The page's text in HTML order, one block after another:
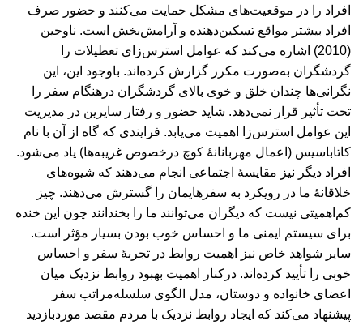
افراد را در موقعیت‌های مشکل حمایت می‌کنند و حضور صرف
افراد بیشتر مواقع تسکین‌دهنده و آرامش‌بخش است. ناوجین
(2010) اشاره می‌کند که عوامل استرس‌زای تعطیلات را
گردشگران به‌صورت مکرر گزارش کرده‌اند. باوجود این، این
نگرانی‌ها چندان خلق و خوی بالای گردشگران درهنگام سفر را
تحت تأثیر قرار نمی‌دهد. شاید حضور و رفتار سایرین در مدیریت
این عوامل استرس‌زا اهمیت می‌یابد. فرایندی که گاه از آن با نام
کاتاباسیس (اعمال مهربانانۀ کوچ درخصوص غریبه‌ها) یاد می‌شود.
افراد دیگر نیز مقایسۀ اجتماعی انجام می‌دهند که شیوه‌های
خلاقانۀ ما در رویکرد به سفرهایمان را گسترش می‌دهند. چیز
کم‌اهمیتی نیست که دیگران می‌توانند ما را بخندانند چون این خنده
برای سیستم ایمنی ما و احساس خوب بودن بسیار مؤثر است.
سایر شواهد خاص نیز اهمیت روابط در تجربۀ سفر و احساس
خوبی را تأیید کرده‌اند. درکنار اهمیت بهبود روابط نزدیک میان
اعضای خانواده و دوستان، مدل الگوی سلسله‌مراتب سفر
پیشنهاد می‌کند که ایجاد روابط نزدیک با مردم مقصد موردبازدید